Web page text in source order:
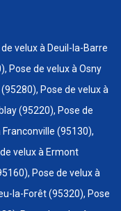
velux à Deuil-la-Barre
Pose de velux à Osny
Pose de velux à
(95220), Pose de
(95130),
velux à Ermont
Pose de velux à
la-Forêt (95320), Pose